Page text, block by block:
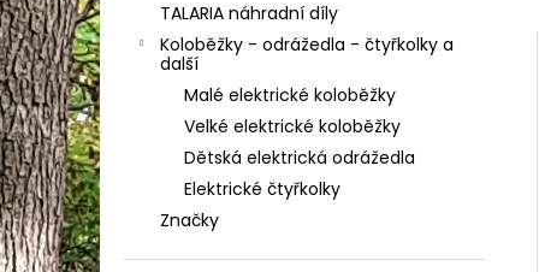
TALARIA náhradní díly
Koloběžky - odrážedla - čtyřkolky a
další
Malé elektrické koloběžky
Velké elektrické koloběžky
Dětská elektrická odrážedla
Elektrické čtyřkolky
Značky